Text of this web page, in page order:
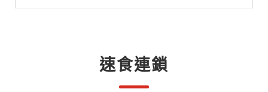
速食連鎖